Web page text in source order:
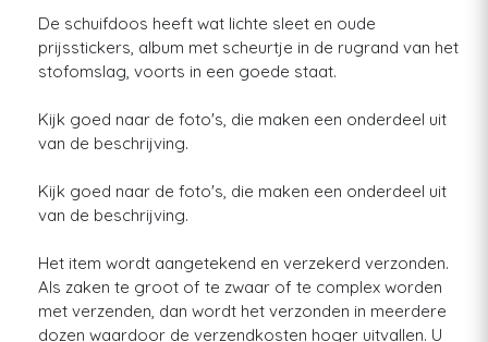
De schuifdoos heeft wat lichte sleet en oude
prijsstickers, album met scheurtje in de rugrand van het
stofomslag, voorts in een goede staat.
Kijk goed naar de foto's, die maken een onderdeel uit
van de beschrijving.
Kijk goed naar de foto's, die maken een onderdeel uit
van de beschrijving.
Het item wordt aangetekend en verzekerd verzonden.
Als zaken te groot of te zwaar of te complex worden
met verzenden, dan wordt het verzonden in meerdere
dozen waardoor de verzendkosten hoger uitvallen. U